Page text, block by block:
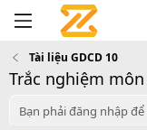
Tài liệu GDCD 10
Trắc nghiệm môn
Bạn phải đăng nhập